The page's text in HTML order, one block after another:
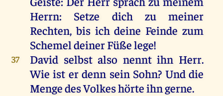
Herrn: Setze dich zu meiner
Rechten, bis ich deine Feinde zum
Schemel deiner Füße lege!
37
David selbst also nennt ihn Herr.
Wie ist er denn sein Sohn? Und die
Menge des Volkes hörte ihn gerne.